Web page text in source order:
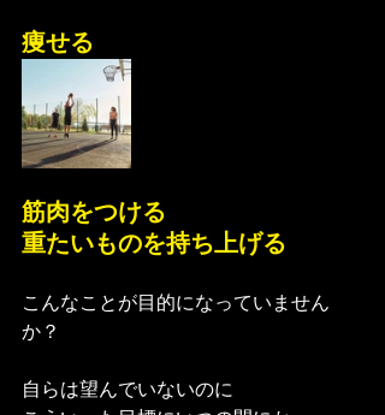
痩せる
筋肉をつける
重たいものを持ち上げる
こんなことが目的になっていません
か？
自らは望んでいないのに